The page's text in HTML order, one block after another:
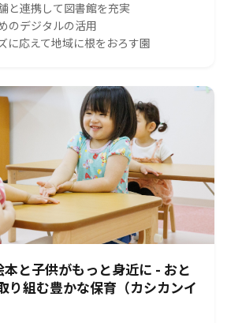
と連携して図書館を充実
のデジタルの活用
に応えて地域に根をおろす園
と子供がもっと身近に - おと
り組む豊かな保育（カシカンイ